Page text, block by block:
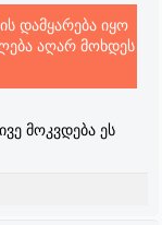
დამყარება იყო
აღარ მოხდეს
მოკვდება ეს